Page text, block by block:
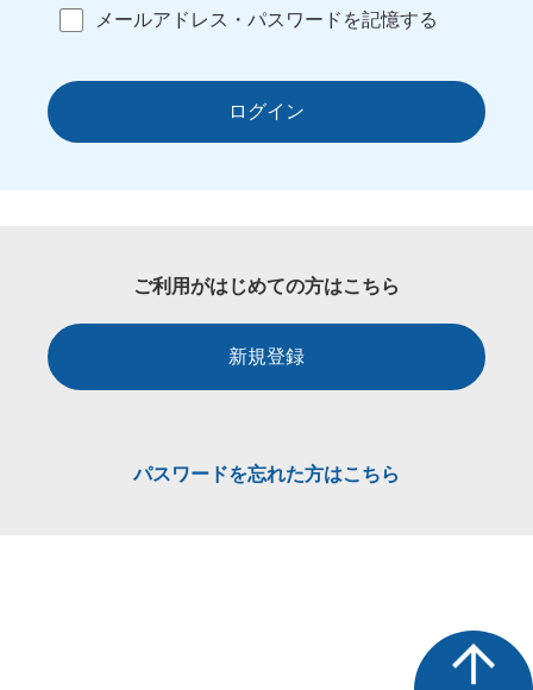
メールアドレス・パスワードを記憶する
ログイン
ご利用がはじめての方はこちら
新規登録
パスワードを忘れた方はこちら